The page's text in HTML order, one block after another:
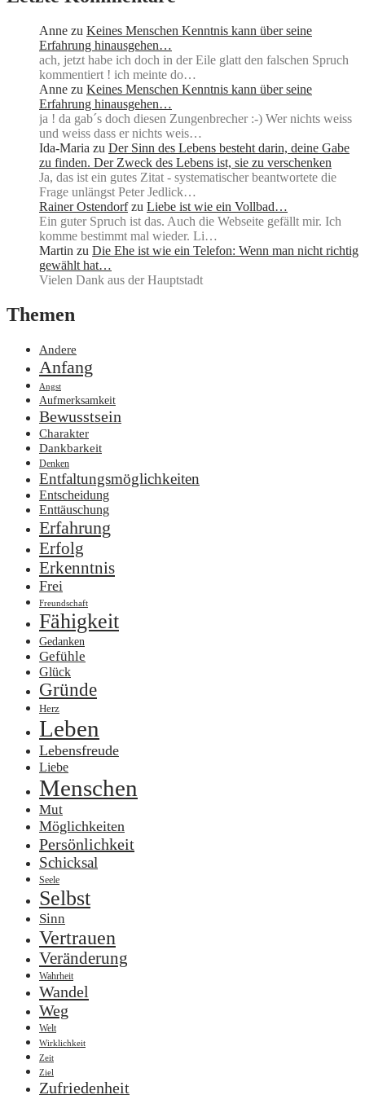
Anne zu Keines Menschen Kenntnis kann über seine
Erfahrung hinausgehen…
ach, jetzt habe ich doch in der Eile glatt den falschen Spruch
kommentiert ! ich meinte do…
Anne zu Keines Menschen Kenntnis kann über seine
Erfahrung hinausgehen…
ja ! da gab´s doch diesen Zungenbrecher :-) Wer nichts weiss
und weiss dass er nichts weis…
Ida-Maria zu Der Sinn des Lebens besteht darin, deine Gabe
zu finden. Der Zweck des Lebens ist, sie zu verschenken
Ja, das ist ein gutes Zitat - systematischer beantwortete die
Frage unlängst Peter Jedlick…
Rainer Ostendorf zu Liebe ist wie ein Vollbad…
Ein guter Spruch ist das. Auch die Webseite gefällt mir. Ich
komme bestimmt mal wieder. Li…
Martin zu Die Ehe ist wie ein Telefon: Wenn man nicht richtig
gewählt hat…
Vielen Dank aus der Hauptstadt
Themen
Andere
Anfang
Angst
Aufmerksamkeit
Bewusstsein
Charakter
Dankbarkeit
Denken
Entfaltungsmöglichkeiten
Entscheidung
Enttäuschung
Erfahrung
Erfolg
Erkenntnis
Frei
Freundschaft
Fähigkeit
Gedanken
Gefühle
Glück
Gründe
Herz
Leben
Lebensfreude
Liebe
Menschen
Mut
Möglichkeiten
Persönlichkeit
Schicksal
Seele
Selbst
Sinn
Vertrauen
Veränderung
Wahrheit
Wandel
Weg
Welt
Wirklichkeit
Zeit
Ziel
Zufriedenheit